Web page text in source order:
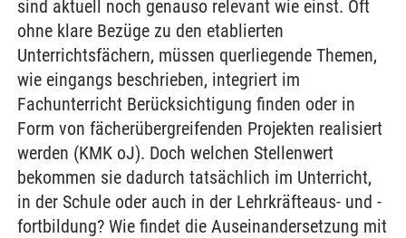
sind aktuell noch genauso relevant wie einst. Oft
ohne klare Bezüge zu den etablierten
Unterrichtsfächern, müssen querliegende Themen,
wie eingangs beschrieben, integriert im
Fachunterricht Berücksichtigung finden oder in
Form von fächerübergreifenden Projekten realisiert
werden (KMK oJ). Doch welchen Stellenwert
bekommen sie dadurch tatsächlich im Unterricht,
in der Schule oder auch in der Lehrkräfteaus- und -
fortbildung? Wie findet die Auseinandersetzung mit